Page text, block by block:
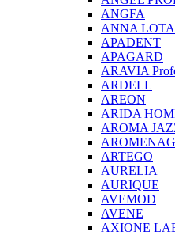
ANGFA
ANNA
APADENT
APAGARD
ARAVIA
ARDELL
AREON
ARIDA
AROMA
ARTEGO
AURELIA
AURIQUE
AVEMOD
AVENE
AXIONE